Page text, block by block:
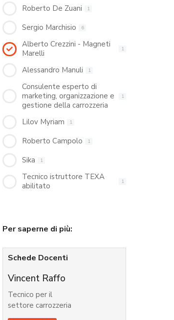
Roberto De Zuani 1
Sergio Marchisio 6
Alberto Crezzini - Magneti
Marelli
1
Alessandro Manuli 1
Consulente esperto di
marketing, organizzazione e
gestione della carrozzeria
1
Lilov Myriam 1
Roberto Campolo 1
Sika 1
Tecnico istruttore TEXA
abilitato
1
Per saperne di più:
Schede Docenti
Vincent Raffo
Tecnico per il
settore carrozzeria